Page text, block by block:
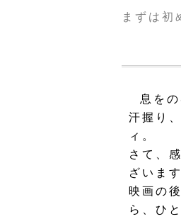
まずは初
息を
汗握り
ィ。
さて、
ざいます
映画の
ら、ひ